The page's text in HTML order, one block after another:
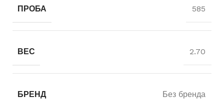
ПРОБА 585
ВЕС 2.70
БРЕНД Без бренда